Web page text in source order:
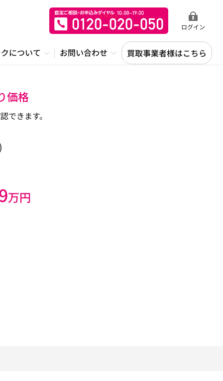
ログイン
について お問い合わせ 買取事業者様はこちら
価格
きます。
万円